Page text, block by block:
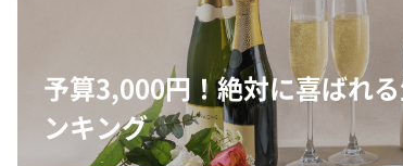
予算3,000円！絶対に喜ばれ
ンキング